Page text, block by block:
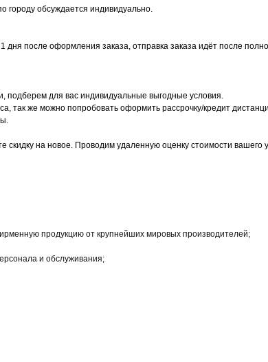
городу обсуждается индивидуально.
после оформления заказа, отправка заказа идёт после
подберем для вас индивидуальные выгодные условия.
так же можно попробовать оформить рассрочку/кредит
скидку на новое. Проводим удаленную оценку стоимости вашего
продукцию от крупнейших мировых производителей;
и обслуживания;